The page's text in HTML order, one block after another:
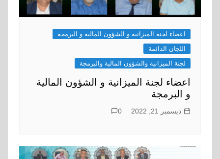
اعضاء لجنة الميزانية و الشؤون المالية و البرمجة
اللجان الدائمة
لجنة الميزانية والشؤون المالية والبرمجة
اعضاء لجنة الميزانية و الشؤون المالية
و البرمجة
ديسمبر 21, 2022 0